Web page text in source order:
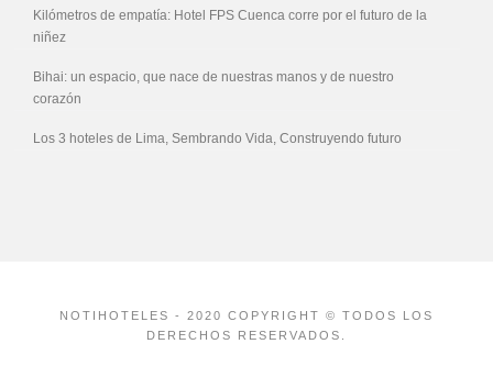
Kilómetros de empatía: Hotel FPS Cuenca corre por el futuro de la
niñez
Bihai: un espacio, que nace de nuestras manos y de nuestro
corazón
Los 3 hoteles de Lima, Sembrando Vida, Construyendo futuro
NOTIHOTELES - 2020 COPYRIGHT © TODOS LOS
DERECHOS RESERVADOS.